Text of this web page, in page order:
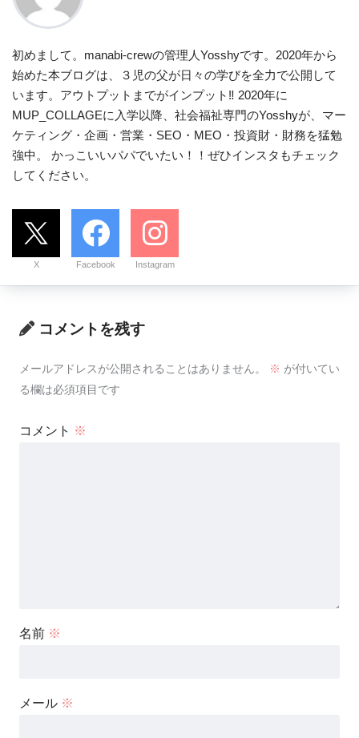
初めまして。manabi-crewの管理人Yosshyです。2020年から
始めた本ブログは、３児の父が日々の学びを全力で公開して
います。アウトプットまでがインプット‼ 2020年に
MUP_COLLAGEに入学以降、社会福祉専門のYosshyが、マー
ケティング・企画・営業・SEO・MEO・投資財・財務を猛勉
強中。 かっこいいパパでいたい！！ぜひインスタもチェック
してください。
X Facebook Instagram
コメントを残す
メールアドレスが公開されることはありません。 ※ が付いてい
る欄は必須項目です
コメント ※
名前 ※
メール ※